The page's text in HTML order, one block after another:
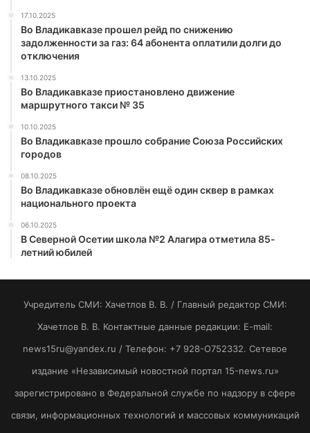
17.10.2025
Во Владикавказе прошел рейд по снижению
задолженности за газ: 64 абонента оплатили долги до
отключения
13.10.2025
Во Владикавказе приостановлено движение
маршрутного такси № 35
10.10.2025
Во Владикавказе прошло собрание Союза Российских
городов
08.10.2025
Во Владикавказе обновлён ещё один сквер в рамках
национального проекта
06.10.2025
В Северной Осетии школа №2 Алагира отметила 85-
летний юбилей
Учредитель СМИ: Хaчeтлoв B. B. / Главный редактор СМИ:
Хaчeтлoв B. B. Контактные данные редакции: E-mail:
news15ru@yandex.ru / Телефон: +7 928-O752332. Сетевое
издание «Независимый новостной портал 15-news.ru»
зарегистрировано в Федеральной службе по надзору в сфере
связи, информационных технологий и массовых коммуникаций